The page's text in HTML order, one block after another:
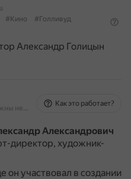
#Кино
#Голливуд
Александр Голицын
На основе источников, возможны неточности
Как это работает?
Александрович
директор, художник-
он участвовал в создании